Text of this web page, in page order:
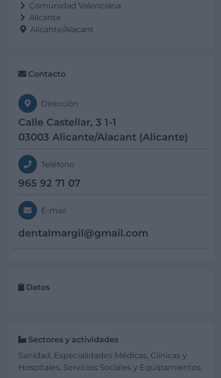
Comunidad Valenciana
Alicante
Alicante/Alacant
Contacto
Dirección
Calle Castellar, 3 1-1
03003 Alicante/Alacant (Alicante)
Teléfono
965 92 71 07
E-mail
dentalmargil@gmail.com
Datos
Sectores y actividades
Sanidad, Especialidades Médicas, Clínicas y
Hospitales, Servicios Sociales y Equipamientos: